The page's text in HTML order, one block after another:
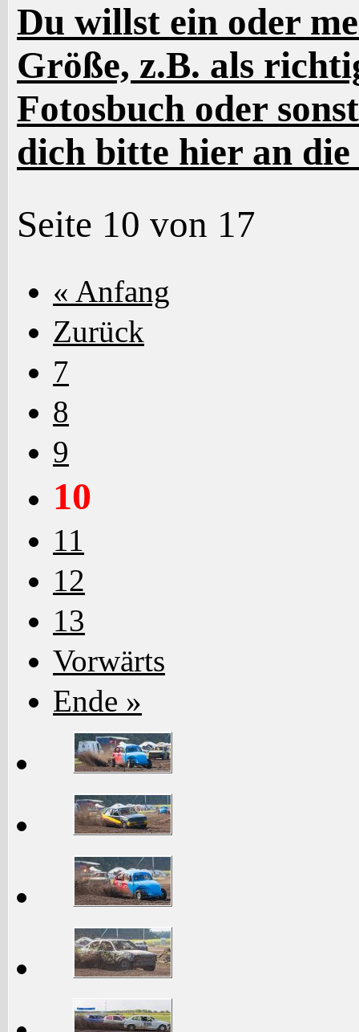
Du willst ein oder
Größe, z.B. als
Fotosbuch oder
dich bitte hier an
Seite 10 von 17
« Anfang
Zurück
7
8
9
10
11
12
13
Vorwärts
Ende »